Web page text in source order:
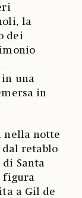
la
dei
in una
in
nella notte
dal retablo
di Santa
figura
a Gil de